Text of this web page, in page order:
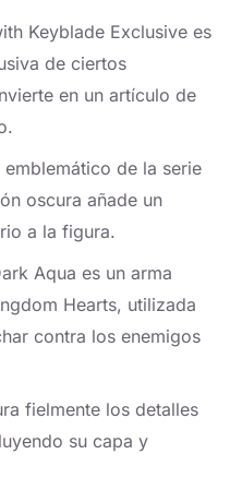
Keyblade Exclusive es
de ciertos
en un artículo de
de la serie
oscura añade un
a la figura.
Aqua es un arma
Hearts, utilizada
contra los enemigos
fielmente los detalles
su capa y